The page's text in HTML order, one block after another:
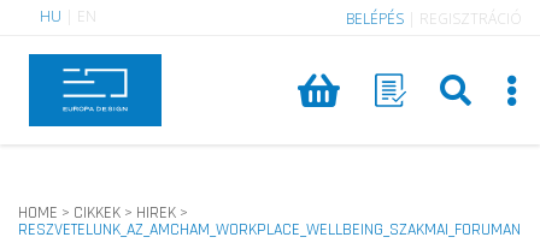
HU EN BELÉPÉS REGISZTRÁCIÓ
HOME > CIKKEK > HIREK >
RESZVETELUNK_AZ_AMCHAM_WORKPLACE_WELLBEING_SZAKMAI_FORUMAN